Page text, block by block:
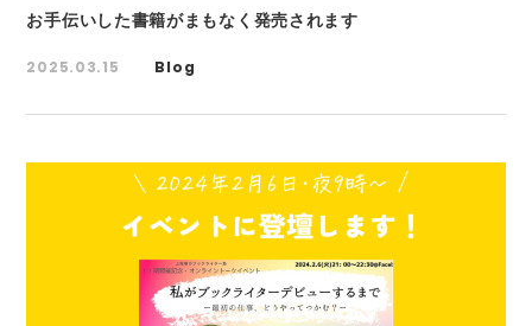
お手伝いした書籍がまもなく発売されます
2025.03.15 Blog